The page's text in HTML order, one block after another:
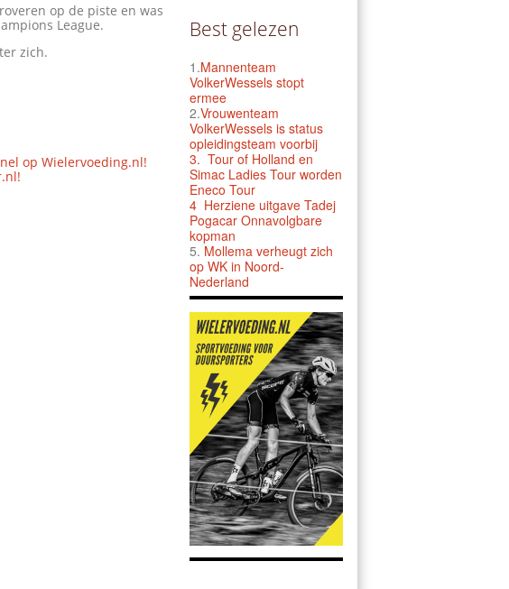
op de piste en was
League.
zich.
op Wielervoeding.nl!
Best gelezen
1.Mannenteam
VolkerWessels stopt
ermee
2.Vrouwenteam
VolkerWessels is status
opleidingsteam voorbij
3. Tour of Holland en
Simac Ladies Tour worden
Eneco Tour
4 Herziene uitgave Tadej
Pogacar Onnavolgbare
kopman
5. Mollema verheugt zich
op WK in Noord-
Nederland